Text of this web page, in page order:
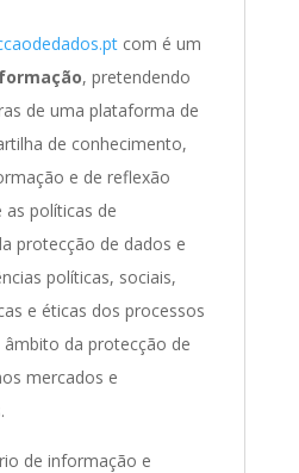
com é um
, pretendendo
de uma plataforma de
de conhecimento,
e de reflexão
as políticas de
protecção de dados e
políticas, sociais,
e éticas dos processos
da protecção de
mercados e
de informação e